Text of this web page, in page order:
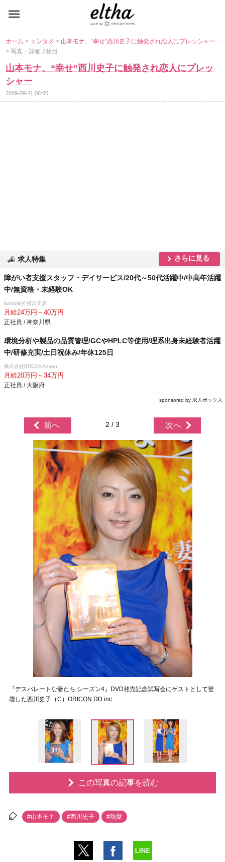
ホーム> エンタメ> 山本モナ、“幸せ”西川史子に触発され恋人にプレッシャー
> 写真・詳細 2枚目
山本モナ、“幸せ”西川史子に触発され恋人にプレッ
シャー
2009-09-11 06:00
求人特集 さらに見る
障がい者支援スタッフ・デイサービス/20代～50代活躍中/中高年活躍
中/無資格・未経験OK
kotrio紹介横浜支店
月給24万円～40万円
正社員 / 神奈川県
環境分析や製品の品質管理/GCやHPLC等使用/理系出身未経験者活躍
中/研修充実/土日祝休み/年休125日
株式会社BREXA Advan
月給20万円～34万円
正社員 / 大阪府
sponsored by 求人ボックス
前へ 2 / 3 次へ
『デスパレートな妻たち シーズン4』DVD発売記念試写会にゲストとして登
壇した西川史子（C）ORICON DD inc.
この写真の記事を読む
#山本モナ #西川史子 #熱愛